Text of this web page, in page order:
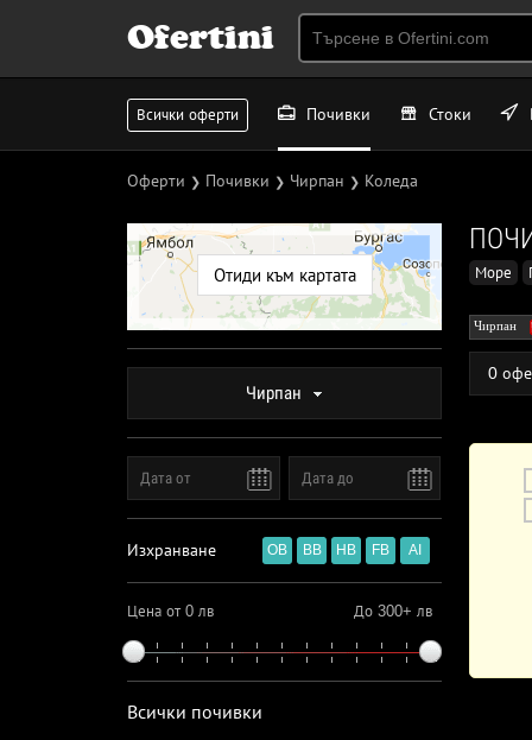
Ofertini
Всички оферти Почивки Стоки
Оферти ❯ Почивки ❯ Чирпан ❯ Коледа
Отиди към картата
Чирпан
Изхранване OB BB HB FB AI
Цена от 0 лв До 300+ лв
Всички почивки
Море
Чирпан
0